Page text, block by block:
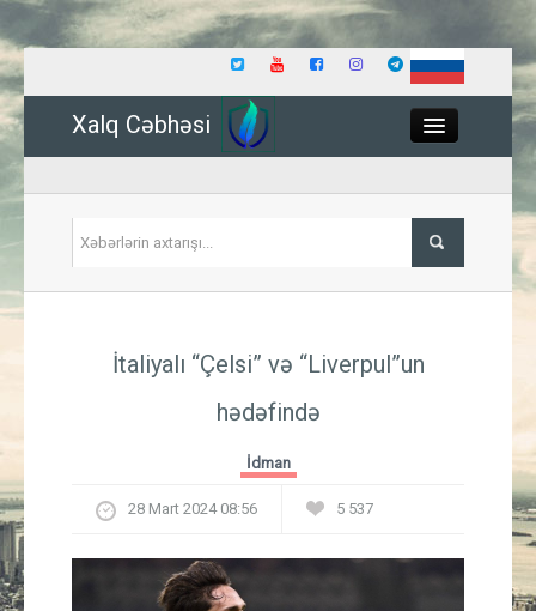
Xalq Cəbhəsi
İqtisadiyyat
Güney Azərbaycan
İtaliyalı “Çelsi” və “Liverpul”un
hədəfində
İdman
28 Mart 2024 08:56 5 537